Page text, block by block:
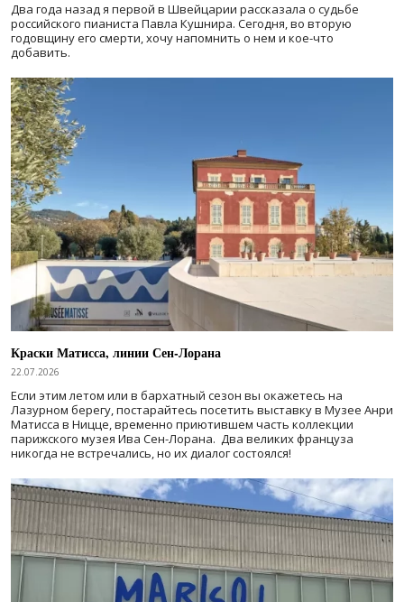
Два года назад я первой в Швейцарии рассказала о судьбе
российского пианиста Павла Кушнира. Сегодня, во вторую
годовщину его смерти, хочу напомнить о нем и кое-что
добавить.
Краски Матисса, линии Сен-Лорана
22.07.2026
Если этим летом или в бархатный сезон вы окажетесь на
Лазурном берегу, постарайтесь посетить выставку в Музее Анри
Матисса в Ницце, временно приютившем часть коллекции
парижского музея Ива Сен-Лорана. Два великих француза
никогда не встречались, но их диалог состоялся!